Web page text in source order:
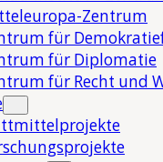
Zentrum
für
für Diplomatie
für Recht und